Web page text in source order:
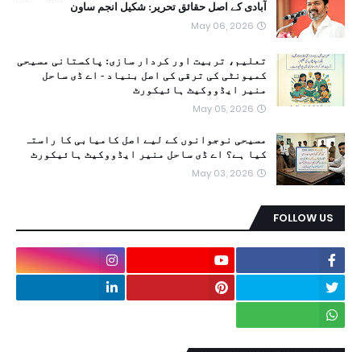
آبادی کے اصل حقائق تحریر: شکیل انجم ساون
May 06, 2026
تعلیم، تربیت اور کردار سازی: پاکستانی مسیحی
کمیونٹی کی ترقی کی اصل بنیاد - اے ڈی ساحل
منیر ایڈووکیٹ ہائیکورٹ
May 05, 2026
مسیحی نوجوانوں کے لیے اصل کامیابی کا راستہ
کیا ہے؟ اے ڈی ساحل منیر ایڈووکیٹ ہائیکورٹ
May 03, 2026
FOLLOW US